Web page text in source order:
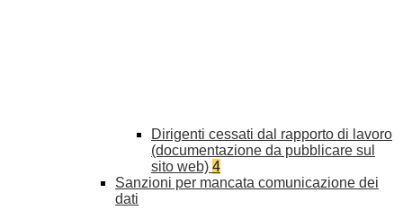
Dirigenti cessati dal rapporto di lavoro
(documentazione da pubblicare sul
sito web) 4
Sanzioni per mancata comunicazione dei
dati